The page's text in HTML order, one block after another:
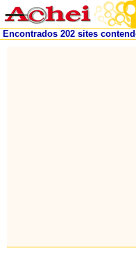
Encontrados 202 sites